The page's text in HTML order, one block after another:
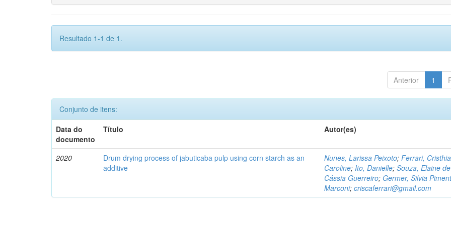
Resultado 1-1 de 1.
Anterior 1
Conjunto de itens:
Data do
documento
Título Autor(es)
2020
Drum drying process of jabuticaba pulp using corn starch as an
additive
Nunes, Larissa Peixoto;Ferrari,
Caroline;Ito, Danielle;Souza, Elaine de
Cássia Guerreiro; Germer, Silvia
Marconi;criscaferrari@gmail.com